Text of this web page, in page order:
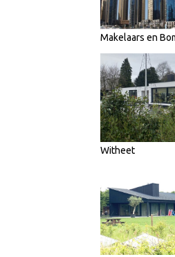
Makelaars en
Witheet